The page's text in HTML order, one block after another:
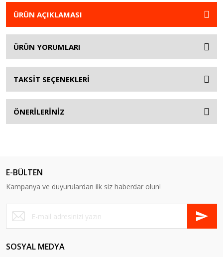
ÜRÜN AÇIKLAMASI
ÜRÜN YORUMLARI
TAKSİT SEÇENEKLERİ
ÖNERİLERİNİZ
E-BÜLTEN
Kampanya ve duyurulardan ilk siz haberdar olun!
SOSYAL MEDYA